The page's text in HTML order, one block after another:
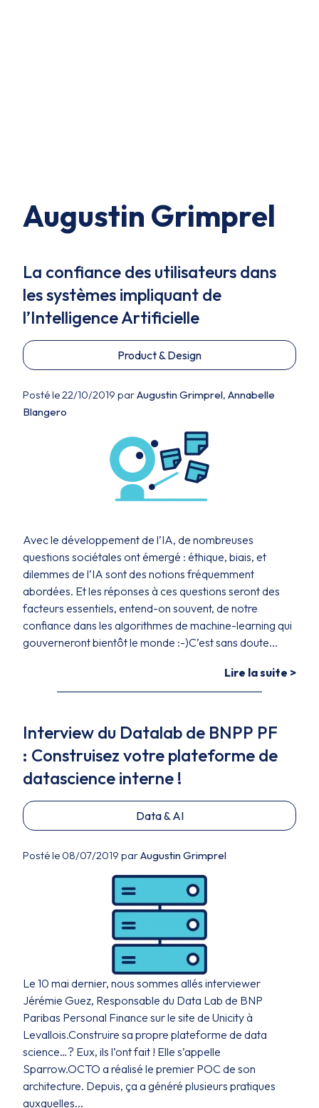
Augustin Grimprel
La confiance des utilisateurs dans
les systèmes impliquant de
l’Intelligence Artificielle
Product & Design
Posté le 22/10/2019 parAugustin Grimprel, Annabelle
Blangero
Avec le développement de l’IA, de nombreuses
questions sociétales ont émergé : éthique, biais, et
dilemmes de l’IA sont des notions fréquemment
abordées. Et les réponses à ces questions seront des
facteurs essentiels, entend-on souvent, de notre
confiance dans les algorithmes de machine-learning qui
gouverneront bientôt le monde :-)C’est sans doute...
Lire la suite >
Interview du Datalab de BNPP PF
: Construisez votre plateforme de
datascience interne !
Data & AI
Posté le 08/07/2019 parAugustin Grimprel
Le 10 mai dernier, nous sommes allés interviewer
Jérémie Guez, Responsable du Data Lab de BNP
Paribas Personal Finance sur le site de Unicity à
Levallois.Construire sa propre plateforme de data
science…? Eux, ils l’ont fait ! Elle s’appelle
Sparrow.OCTO a réalisé le premier POC de son
architecture. Depuis, ça a généré plusieurs pratiques
auxquelles...